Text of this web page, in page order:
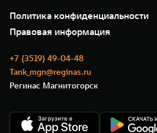
Сервис
Нулевое ТО
Моторные масла
35 лет GWM
GWM ТЕХ ДЕНЬ
Новости
Политика конфиденциальности
Правовая информация
+7 (3519) 49-04-48
Tank_mgn@reginas.ru
Регинас Магнитогорск